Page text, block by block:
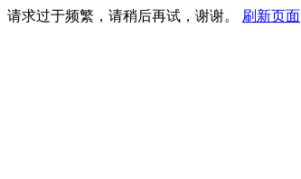
请求过于频繁，请稍后再试，谢谢。 刷新页面